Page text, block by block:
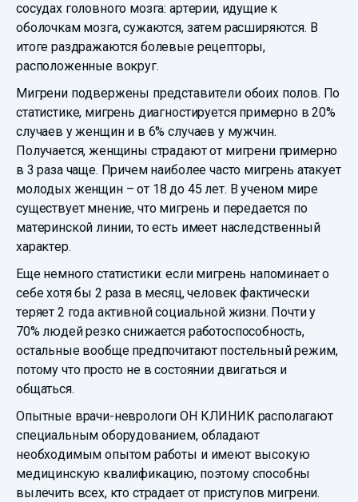
сосудах головного мозга: артерии, идущие к
оболочкам мозга, сужаются, затем расширяются. В
итоге раздражаются болевые рецепторы,
расположенные вокруг.
Мигрени подвержены представители обоих полов. По
статистике, мигрень диагностируется примерно в 20%
случаев у женщин и в 6% случаев у мужчин.
Получается, женщины страдают от мигрени примерно
в 3 раза чаще. Причем наиболее часто мигрень атакует
молодых женщин – от 18 до 45 лет. В ученом мире
существует мнение, что мигрень и передается по
материнской линии, то есть имеет наследственный
характер.
Еще немного статистики: если мигрень напоминает о
себе хотя бы 2 раза в месяц, человек фактически
теряет 2 года активной социальной жизни. Почти у
70% людей резко снижается работоспособность,
остальные вообще предпочитают постельный режим,
потому что просто не в состоянии двигаться и
общаться.
Опытные врачи-неврологи ОН КЛИНИК располагают
специальным оборудованием, обладают
необходимым опытом работы и имеют высокую
медицинскую квалификацию, поэтому способны
вылечить всех, кто страдает от приступов мигрени.